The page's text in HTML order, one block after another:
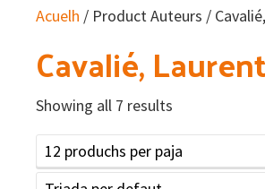
Acuelh / Product Auteurs /
Cavalié,
Showing all 7 results